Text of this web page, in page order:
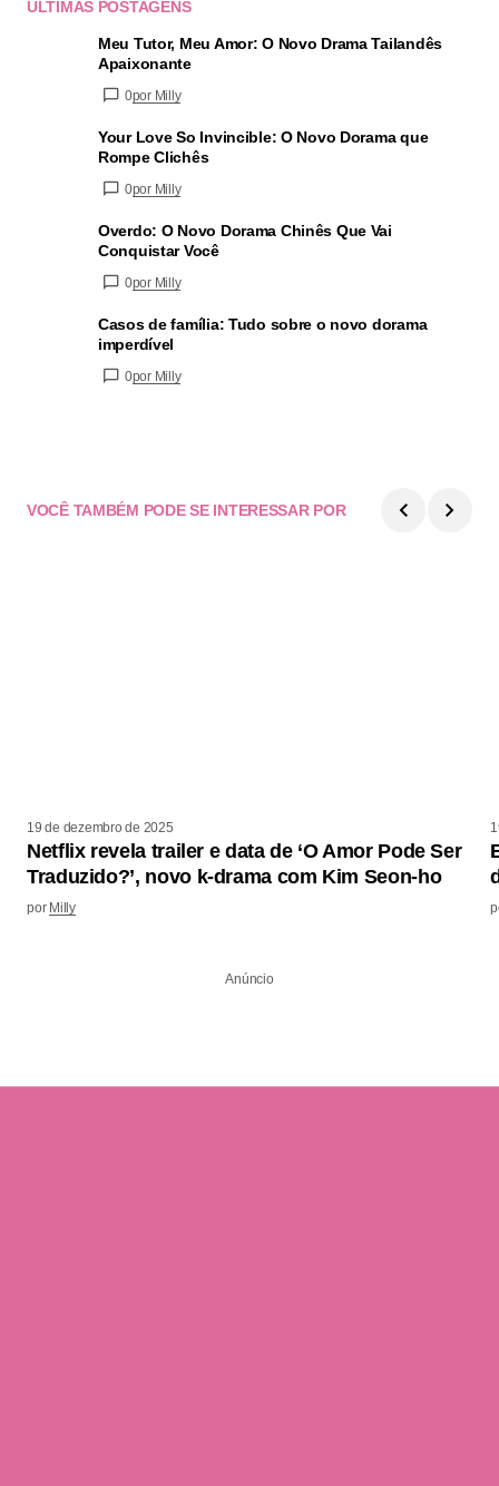
ÚLTIMAS POSTAGENS
Meu Tutor, Meu Amor: O Novo Drama Tailandês
Apaixonante
0por Milly
Your Love So Invincible: O Novo Dorama que
Rompe Clichês
0por Milly
Overdo: O Novo Dorama Chinês Que Vai
Conquistar Você
0por Milly
Casos de família: Tudo sobre o novo dorama
imperdível
0por Milly
VOCÊ TAMBÉM PODE SE INTERESSAR POR
19 de dezembro de 2025
Netflix revela trailer e data de ‘O Amor Pode Ser
Traduzido?’, novo k-drama com Kim Seon-ho
por Milly
Anúncio